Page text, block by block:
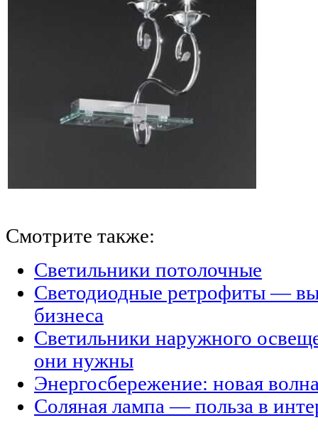
Смотрите также:
Светильники потолочные
Светодиодные ретрофиты —
бизнеса
Светильники наружного
они нужны
Энергосбережение: новая
Соляная лампа — польза в